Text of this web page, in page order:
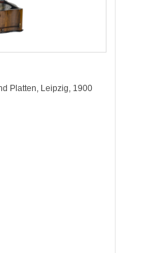
Platten, Leipzig, 1900